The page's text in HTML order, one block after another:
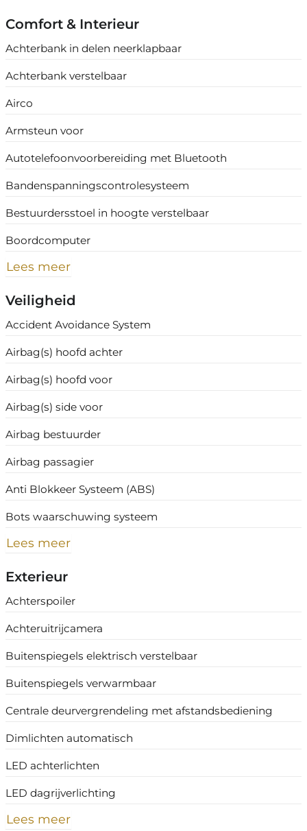
Comfort & Interieur
Achterbank in delen neerklapbaar
Achterbank verstelbaar
Airco
Armsteun voor
Autotelefoonvoorbereiding met Bluetooth
Bandenspanningscontrolesysteem
Bestuurdersstoel in hoogte verstelbaar
Boordcomputer
Lees meer
Veiligheid
Accident Avoidance System
Airbag(s) hoofd achter
Airbag(s) hoofd voor
Airbag(s) side voor
Airbag bestuurder
Airbag passagier
Anti Blokkeer Systeem (ABS)
Bots waarschuwing systeem
Lees meer
Exterieur
Achterspoiler
Achteruitrijcamera
Buitenspiegels elektrisch verstelbaar
Buitenspiegels verwarmbaar
Centrale deurvergrendeling met afstandsbediening
Dimlichten automatisch
LED achterlichten
LED dagrijverlichting
Lees meer